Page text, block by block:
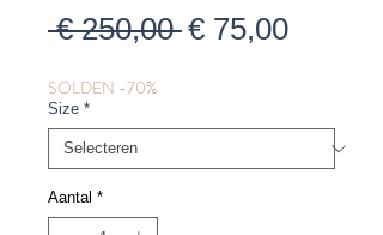
€ 250,00 Normale
€ 75,00
SOLDEN -70%
Size *
Aantal *